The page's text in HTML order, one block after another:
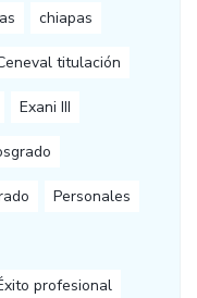
chiapas
titulación
Exani III
Personales
profesional